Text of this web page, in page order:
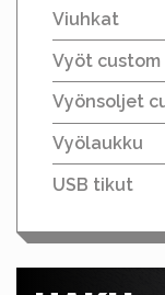
Viuhkat
Vyöt custom
Vyönsoljet
Vyölaukku
USB tikut